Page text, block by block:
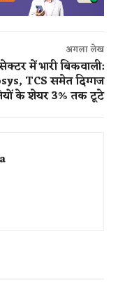
अगला लेख
में भारी बिकवाली:
TCS समेत दिग्गज
के शेयर 3% तक टूटे